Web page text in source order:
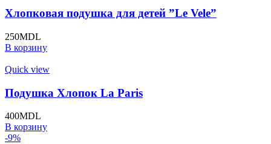
Хлопковая подушка для детей ”Le Vele”
250MDL
В корзину
Quick view
Подушка Хлопок La Paris
400MDL
В корзину
-9%